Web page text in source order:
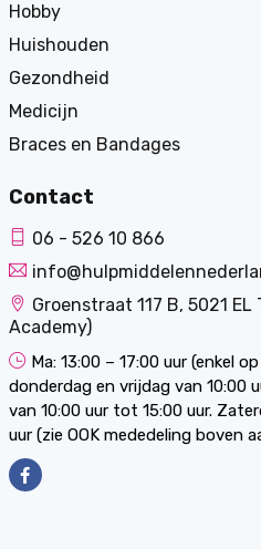
Hobby
Huishouden
Gezondheid
Medicijn
Braces en Bandages
Contact
06 - 526 10 866
Groenstraat 117 B, 5021
Academy)
Ma: 13:00 – 17:00 uur (enkel
donderdag en vrijdag van 10:00
van 10:00 uur tot 15:00 uur.
uur (zie OOK mededeling boven